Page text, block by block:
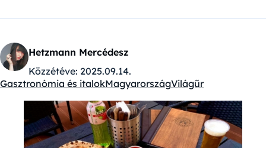
Hetzmann Mercédesz
Közzétéve: 2025.09.14.
Kategóriák:
Gasztronómia és italokMagyarországVilágűr